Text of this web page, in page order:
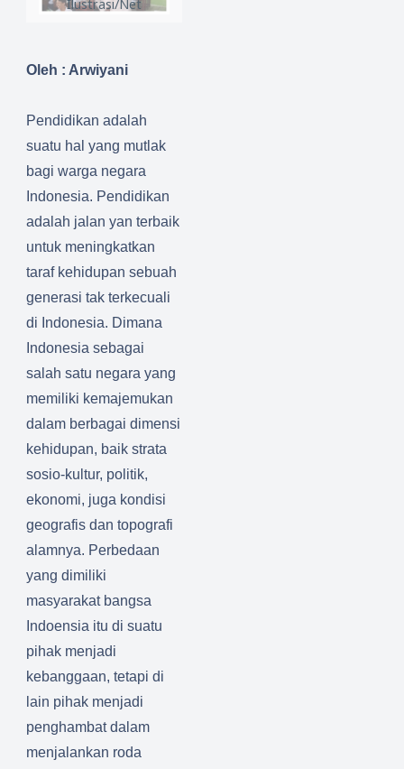
Ilustrasi/Net
Oleh : Arwiyani
Pendidikan adalah
suatu hal yang mutlak
bagi warga negara
Indonesia. Pendidikan
adalah jalan yan terbaik
untuk meningkatkan
taraf kehidupan sebuah
generasi tak terkecuali
di Indonesia. Dimana
Indonesia sebagai
salah satu negara yang
memiliki kemajemukan
dalam berbagai dimensi
kehidupan, baik strata
sosio-kultur, politik,
ekonomi, juga kondisi
geografis dan topografi
alamnya. Perbedaan
yang dimiliki
masyarakat bangsa
Indoensia itu di suatu
pihak menjadi
kebanggaan, tetapi di
lain pihak menjadi
penghambat dalam
menjalankan roda